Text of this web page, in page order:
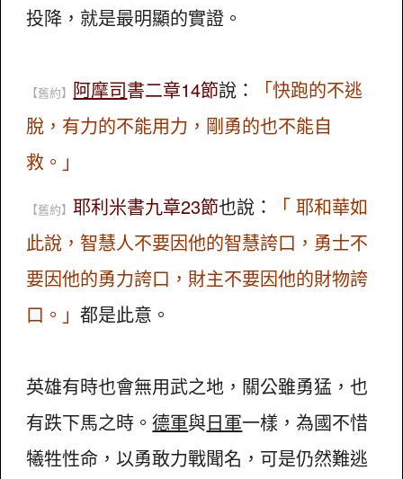
投降，就是最明顯的實證。
【舊約】 阿摩司書二章14節說：
「快跑的不逃
脫，有力的不能用力，剛勇的也不能自
救。」
【舊約】耶利米書九章23節也說：
「 耶和華如
此說，智慧人不要因他的智慧誇口，勇士不
要因他的勇力誇口，財主不要因他的財物誇
口。」都是此意。
英雄有時也會無用武之地，關公雖勇猛，也
有跌下馬之時。德軍與日軍一樣，為國不惜
犧牲性命，以勇敢力戰聞名，可是仍然難逃